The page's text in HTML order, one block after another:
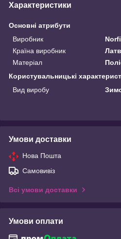
Характеристики
Основні атрибути
Виробник
Країна виробник
Матеріал
Користувальницькі
Вид виробу
Умови доставки
Нова Пошта
Самовивіз
Всі умови доставки
Умови оплати